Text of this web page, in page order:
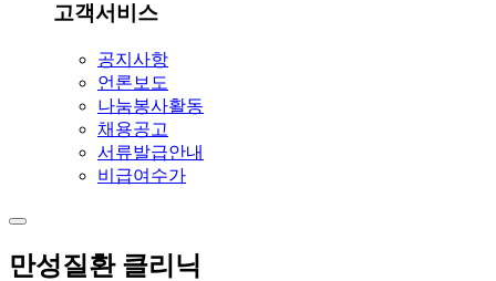
고객서비스
공지사항
언론보도
나눔봉사활동
채용공고
서류발급안내
비급여수가
만성질환 클리닉